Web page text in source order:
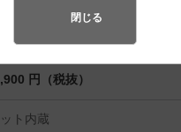
品群です。）
円（税抜）
ト内蔵
閉じる